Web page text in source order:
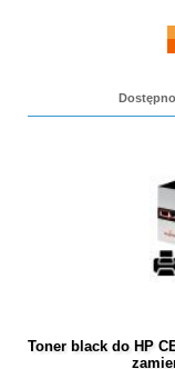
Toner black do HP